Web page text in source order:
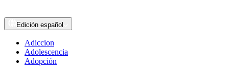
Edición español
Adiccion
Adolescencia
Adopción